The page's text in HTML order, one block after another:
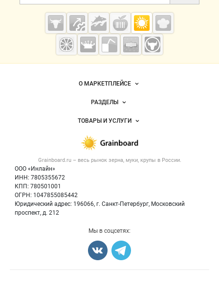
Cсылки на полезные проекты
Grainboard.ru
— зерно и
мука
Важные разделы и контакты
Grainboard.ru – весь рынок зерна, муки, крупы в России.
ООО «Инлайн»
ИНН: 7805355672
КПП: 780501001
ОГРН: 1047855085442
Юридический адрес: 196066, г. Санкт-Петербург, Московский
проспект, д. 212
Навигация по сайтуО МАРКЕТПЛЕЙСЕ
Новости Grainboard.ru
Размещение рекламы
Публичная оферта
Контактная информация
Политика обработки персональных данных
РАЗДЕЛЫ
Объявления
Новости рынка
ТОВАРЫ И УСЛУГИ
Крупы
Мука
Мы в соцсетях: